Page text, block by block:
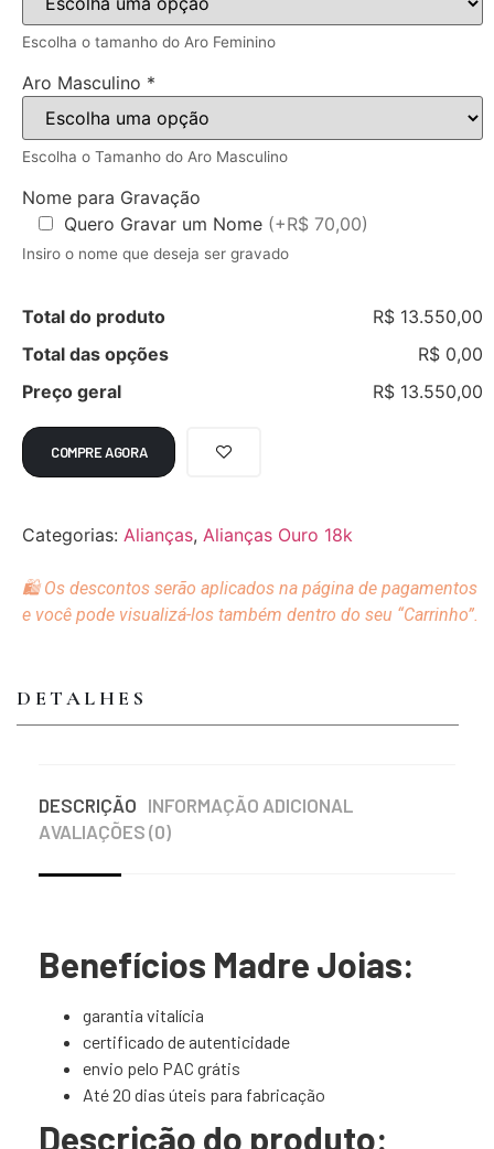
Escolha o tamanho do Aro Feminino
Aro Masculino *
Escolha o Tamanho do Aro Masculino
Nome para Gravação
Quero Gravar um Nome (+R$ 70,00)
Insiro o nome que deseja ser gravado
Total do produto
R$ 13.550,00
Total das opções
R$ 0,00
Preço geral
R$ 13.550,00
COMPRE AGORA
Categorias: Alianças, Alianças Ouro 18k
🛍️ Os descontos serão aplicados na página de pagamentos
e você pode visualizá-los também dentro do seu “Carrinho”.
DETALHES
DESCRIÇÃO INFORMAÇÃO ADICIONAL
AVALIAÇÕES (0)
Benefícios Madre Joias:
garantia vitalícia
certificado de autenticidade
envio pelo PAC grátis
Até 20 dias úteis para fabricação
Descrição do produto: